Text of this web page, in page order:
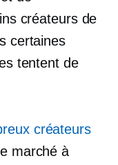
créateurs de
certaines
tentent de
créateurs
marché à